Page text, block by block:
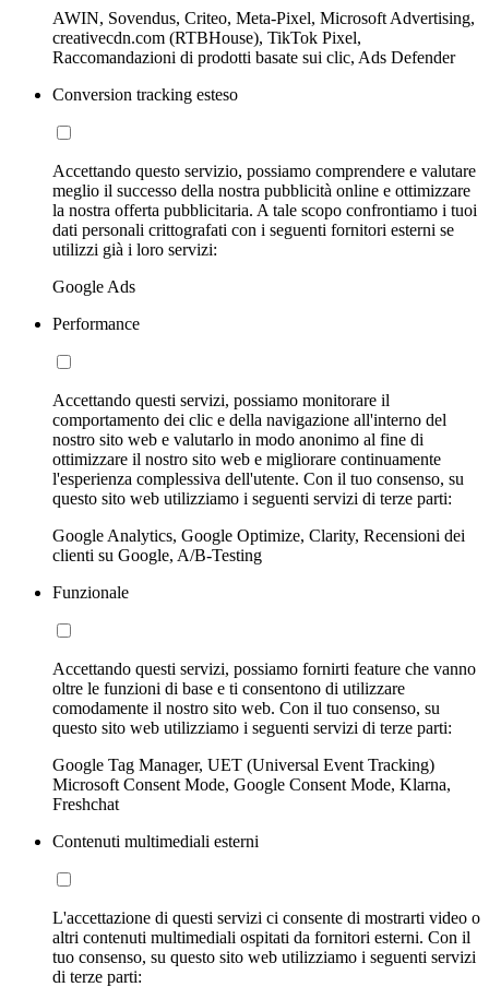
AWIN, Sovendus, Criteo, Meta-Pixel, Microsoft Advertising,
creativecdn.com (RTBHouse), TikTok Pixel,
Raccomandazioni di prodotti basate sui clic, Ads Defender
Conversion tracking esteso
Accettando questo servizio, possiamo comprendere e valutare
meglio il successo della nostra pubblicità online e ottimizzare
la nostra offerta pubblicitaria. A tale scopo confrontiamo i tuoi
dati personali crittografati con i seguenti fornitori esterni se
utilizzi già i loro servizi:
Google Ads
Performance
Accettando questi servizi, possiamo monitorare il
comportamento dei clic e della navigazione all'interno del
nostro sito web e valutarlo in modo anonimo al fine di
ottimizzare il nostro sito web e migliorare continuamente
l'esperienza complessiva dell'utente. Con il tuo consenso, su
questo sito web utilizziamo i seguenti servizi di terze parti:
Google Analytics, Google Optimize, Clarity, Recensioni dei
clienti su Google, A/B-Testing
Funzionale
Accettando questi servizi, possiamo fornirti feature che vanno
oltre le funzioni di base e ti consentono di utilizzare
comodamente il nostro sito web. Con il tuo consenso, su
questo sito web utilizziamo i seguenti servizi di terze parti:
Google Tag Manager, UET (Universal Event Tracking)
Microsoft Consent Mode, Google Consent Mode, Klarna,
Freshchat
Contenuti multimediali esterni
L'accettazione di questi servizi ci consente di mostrarti video o
altri contenuti multimediali ospitati da fornitori esterni. Con il
tuo consenso, su questo sito web utilizziamo i seguenti servizi
di terze parti: